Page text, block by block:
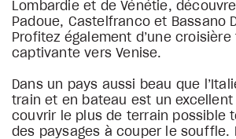
Lombardie et de Vénétie,
Padoue, Castelfranco et Bassano
Profitez également d’une croisière
captivante vers Venise.
Dans un pays aussi beau que
train et en bateau est un excellent
couvrir le plus de terrain possible
des paysages à couper le souffle.